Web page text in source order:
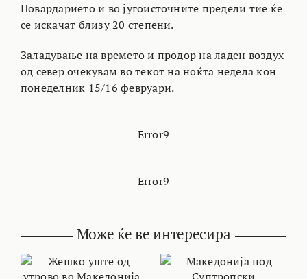
Повардарието и во југоисточните предели тие ќе
се искачат близу 20 степени.
Заладување на времето и продор на ладен воздух
од север очекувам во текот на ноќта недела кон
понеделник 15/16 февруари.
Error9
Error9
Може ќе ве интересира